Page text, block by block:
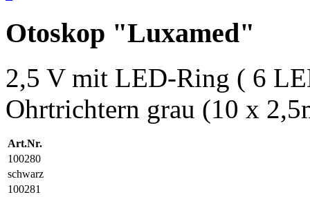
Otoskop "Luxamed"
2,5 V mit LED-Ring ( 6
Ohrtrichtern grau (10 x
Art.Nr.
100280
schwarz
100281